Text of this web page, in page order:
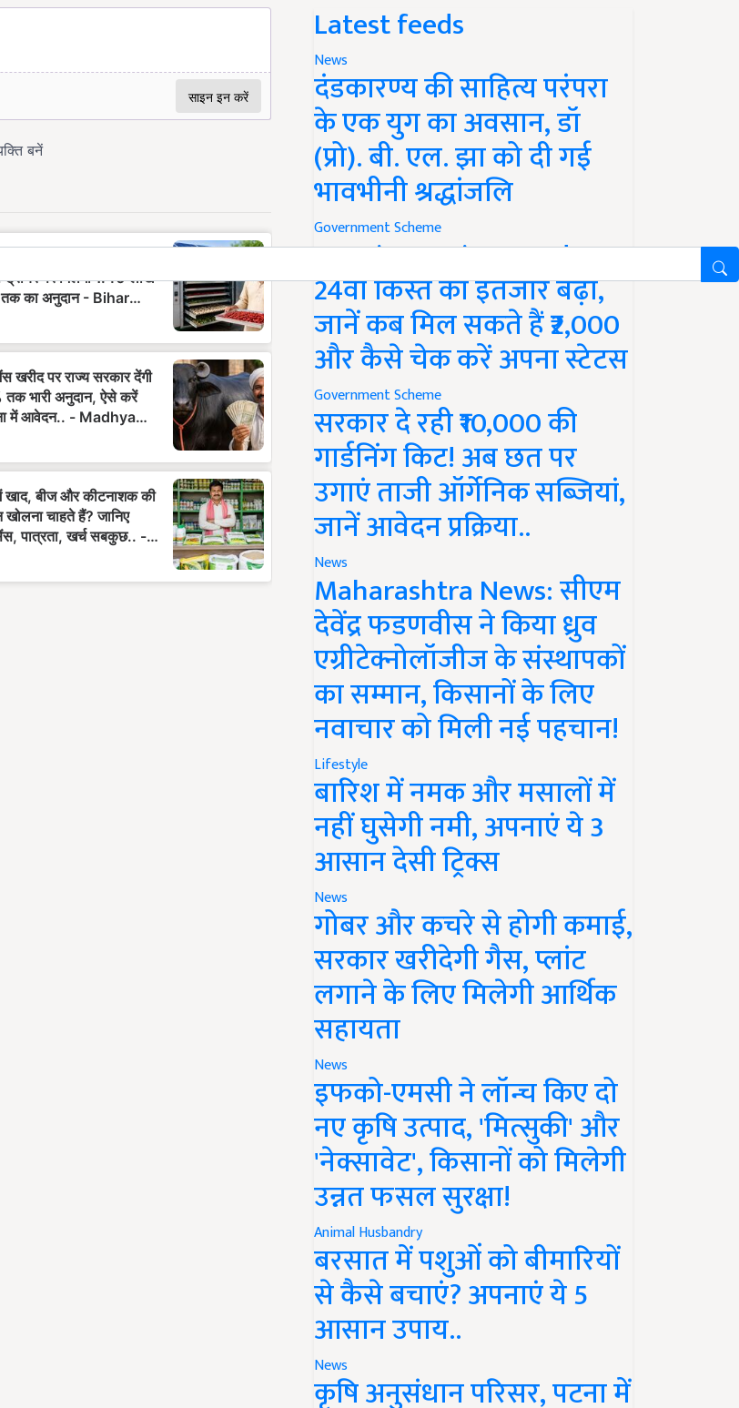
Latest feeds
News
दंडकारण्य की साहित्य परंपरा
के एक युग का अवसान, डॉ
(प्रो). बी. एल. झा को दी गई
भावभीनी श्रद्धांजलि
Government Scheme
PM Kisan Yojana Update:
24वीं किस्त का इंतजार बढ़ा,
जानें कब मिल सकते हैं ₹2,000
और कैसे चेक करें अपना स्टेटस
Government Scheme
सरकार दे रही ₹10,000 की
गार्डनिंग किट! अब छत पर
उगाएं ताजी ऑर्गेनिक सब्जियां,
जानें आवेदन प्रक्रिया..
News
Maharashtra News: सीएम
देवेंद्र फडणवीस ने किया ध्रुव
एग्रीटेक्नोलॉजीज के संस्थापकों
का सम्मान, किसानों के लिए
नवाचार को मिली नई पहचान!
Lifestyle
बारिश में नमक और मसालों में
नहीं घुसेगी नमी, अपनाएं ये 3
आसान देसी ट्रिक्स
News
गोबर और कचरे से होगी कमाई,
सरकार खरीदेगी गैस, प्लांट
लगाने के लिए मिलेगी आर्थिक
सहायता
News
इफको-एमसी ने लॉन्च किए दो
नए कृषि उत्पाद, 'मित्सुकी' और
'नेक्सावेट', किसानों को मिलेगी
उन्नत फसल सुरक्षा!
Animal Husbandry
बरसात में पशुओं को बीमारियों
से कैसे बचाएं? अपनाएं ये 5
आसान उपाय..
News
कृषि अनुसंधान परिसर, पटना में